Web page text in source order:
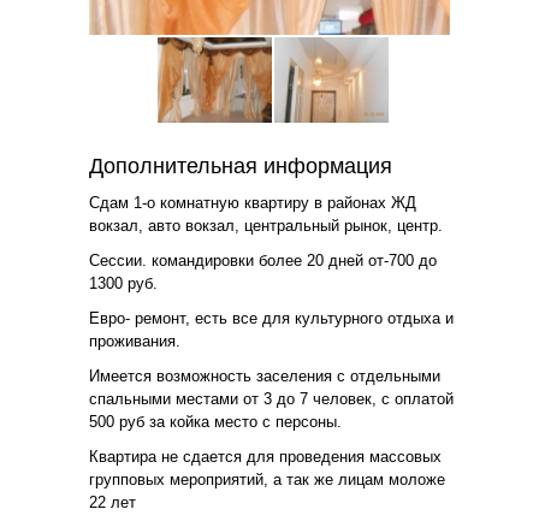
Дополнительная информация
Сдам 1-о комнатную квартиру в районах ЖД
вокзал, авто вокзал, центральный рынок, центр.
Сессии. командировки более 20 дней от-700 до
1300 руб.
Евро- ремонт, есть все для культурного отдыха и
проживания.
Имеется возможность заселения с отдельными
спальными местами от 3 до 7 человек, с оплатой
500 руб за койка место с персоны.
Квартира не сдается для проведения массовых
групповых мероприятий, а так же лицам моложе
22 лет